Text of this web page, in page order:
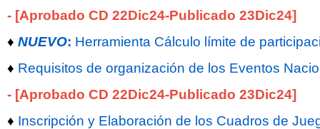
- [Aprobado CD 22Dic24-Publicado 23Dic24]
♦ NUEVO: Herramienta Cálculo límite de
♦ Requisitos de organización de los Eventos
- [Aprobado CD 22Dic24-Publicado 23Dic24]
♦ Inscripción y Elaboración de los Cuadros de